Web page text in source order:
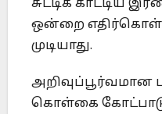
சுட்டிக் காட்டிய
ஒன்றை
முடியாது.
கொள்கை